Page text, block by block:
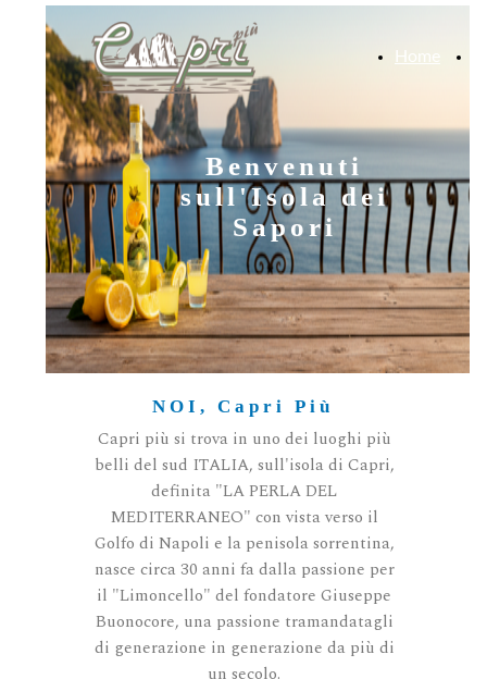
Home
Benvenuti
sull'Isola dei
Sapori
NOI, Capri Più
Capri più si trova in uno dei luoghi più
belli del sud ITALIA, sull'isola di Capri,
definita "LA PERLA DEL
MEDITERRANEO" con vista verso il
Golfo di Napoli e la penisola sorrentina,
nasce circa 30 anni fa dalla passione per
il "Limoncello" del fondatore Giuseppe
Buonocore, una passione tramandatagli
di generazione in generazione da più di